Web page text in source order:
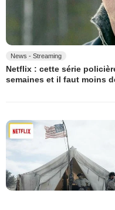
News - Streaming
Netflix : cette série
semaines et il faut moins